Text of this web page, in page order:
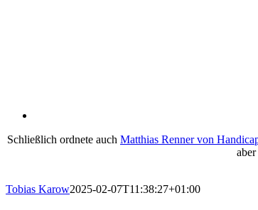
Schließlich ordnete auch Matthias Renner von
Tobias Karow2025-02-07T11:38:27+01:00